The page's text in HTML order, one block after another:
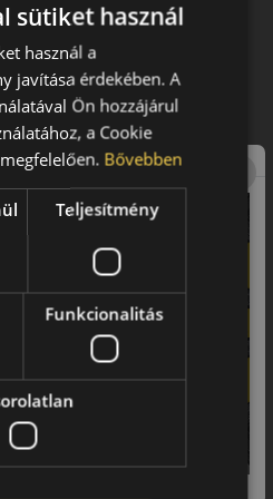
teljesítmény
sportautók és nagy
amelyet kifejezetten a
fejlesztettek. Ez a modell
egyaránt előtérbe helyezi,
téli minősítésnek.
nagy teljesítményű járművekhez
sebességnél is
sütiket használ
használ a
javítása érdekében. A
Ön hozzájárul
a Cookie
Bővebben
Teljesítmény
Funkcionalitás